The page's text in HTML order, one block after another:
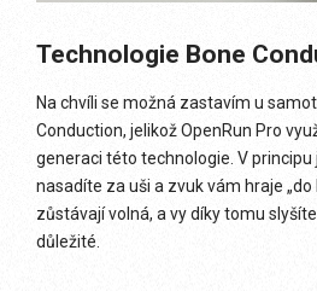
Technologie Bone
Na chvíli se možná zastavím u
Conduction, jelikož OpenRun Pro
generaci této technologie. V principu
nasadíte za uši a zvuk vám hraje „do
zůstávají volná, a vy díky tomu
důležité.